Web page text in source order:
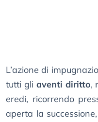
L’azione di
tutti gli aventi diritto,
eredi, ricorrendo
aperta la